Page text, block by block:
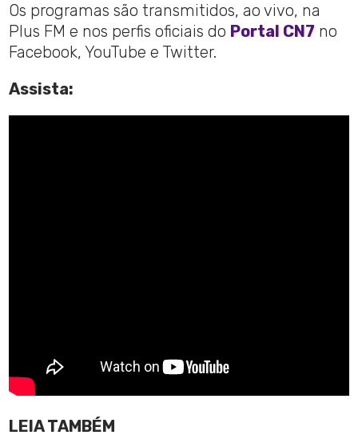
Os programas são transmitidos, ao vivo, na
Plus FM e nos perfis oficiais do Portal CN7 no
Facebook, YouTube e Twitter.
Assista:
LEIA TAMBÉM